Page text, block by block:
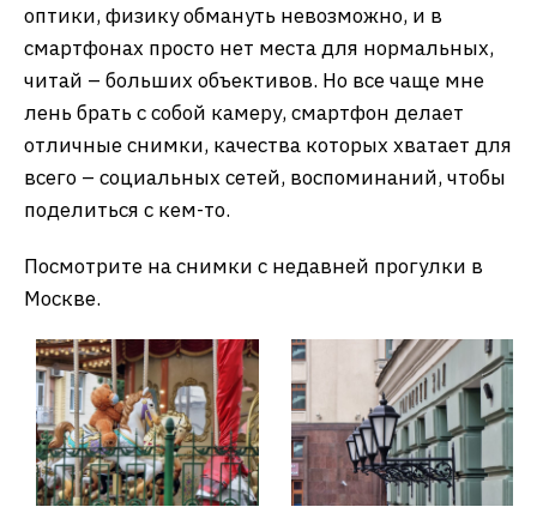
оптики, физику обмануть невозможно, и в
смартфонах просто нет места для нормальных,
читай – больших объективов. Но все чаще мне
лень брать с собой камеру, смартфон делает
отличные снимки, качества которых хватает для
всего – социальных сетей, воспоминаний, чтобы
поделиться с кем-то.
Посмотрите на снимки с недавней прогулки в
Москве.